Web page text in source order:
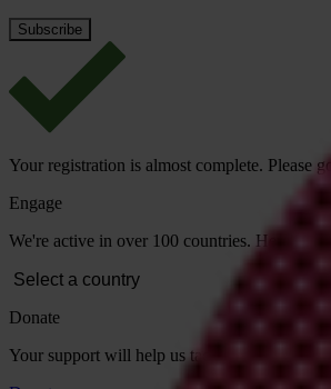
Your registration is almost complete. Please
Engage
We're active in over 100 countries. Here's
Donate
Your support will help us tackle corruption